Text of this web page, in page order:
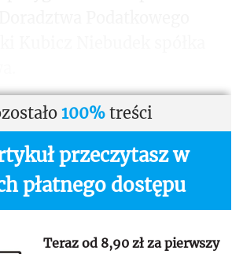
100%treści
przeczytasz w
płatnego dostępu
Teraz od 8,90 zł za pierwszy